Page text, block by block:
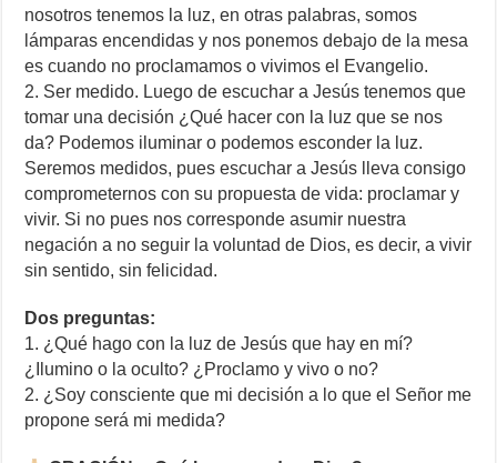
nosotros tenemos la luz, en otras palabras, somos
lámparas encendidas y nos ponemos debajo de la mesa
es cuando no proclamamos o vivimos el Evangelio.
2. Ser medido. Luego de escuchar a Jesús tenemos que
tomar una decisión ¿Qué hacer con la luz que se nos
da? Podemos iluminar o podemos esconder la luz.
Seremos medidos, pues escuchar a Jesús lleva consigo
comprometernos con su propuesta de vida: proclamar y
vivir. Si no pues nos corresponde asumir nuestra
negación a no seguir la voluntad de Dios, es decir, a vivir
sin sentido, sin felicidad.
Dos preguntas:
1. ¿Qué hago con la luz de Jesús que hay en mí?
¿Ilumino o la oculto? ¿Proclamo y vivo o no?
2. ¿Soy consciente que mi decisión a lo que el Señor me
propone será mi medida?